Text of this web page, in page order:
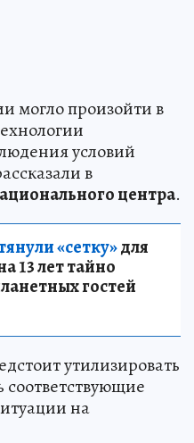
могло произойти в
условий
в
центра.
«сетку»для
13 лет тайно
гостей
утилизировать
на